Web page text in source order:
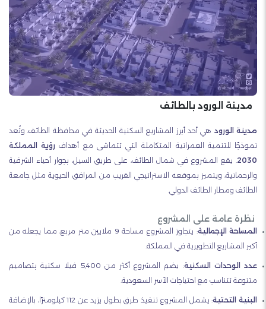
مدينة الورود بالطائف
مدينة الورود هي أحد أبرز المشاريع السكنية الحديثة في محافظة الطائف، وتُعد
نموذجًا للتنمية العمرانية المتكاملة التي تتماشى مع أهداف رؤية المملكة
2030 يقع المشروع في شمال الطائف، على طريق السيل، بجوار أحياء الشرفية
والرحمانية، ويتميز بموقعه الاستراتيجي القريب من المرافق الحيوية مثل جامعة
الطائف ومطار الطائف الدولي.
نظرة عامة على المشروع
المساحة الإجمالية:
يتجاوز المشروع مساحة 9 ملايين متر مربع، مما يجعله من
أكبر المشاريع التطويرية في المملكة.
عدد الوحدات السكنية:
يضم المشروع أكثر من 5,400 فيلا سكنية بتصاميم
متنوعة تتناسب مع احتياجات الأسر السعودية.
البنية التحتية:
يشمل المشروع تنفيذ طرق بطول يزيد عن 112 كيلومترًا، بالإضافة